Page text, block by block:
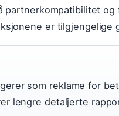
partnerkompatibilitet
er
som reklame for
lengre detaljerte